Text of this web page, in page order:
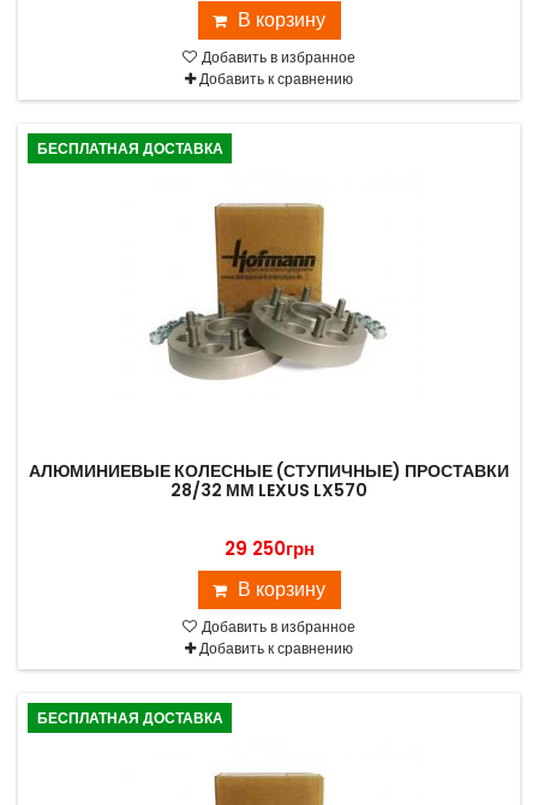
В корзину
Добавить в избранное
Добавить к сравнению
БЕСПЛАТНАЯ ДОСТАВКА
АЛЮМИНИЕВЫЕ КОЛЕСНЫЕ (СТУПИЧНЫЕ) ПРОСТАВКИ
28/32 ММ LEXUS LX570
29 250грн
В корзину
Добавить в избранное
Добавить к сравнению
БЕСПЛАТНАЯ ДОСТАВКА